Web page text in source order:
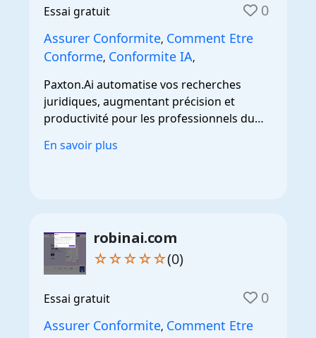
Essai gratuit 0
Assurer Conformite, Comment Etre
Conforme, Conformite IA,
Paxton.Ai automatise vos recherches
juridiques, augmentant précision et
productivité pour les professionnels du
En savoir plus
robinai.com
☆☆☆☆☆(0)
Essai gratuit 0
Assurer Conformite, Comment Etre